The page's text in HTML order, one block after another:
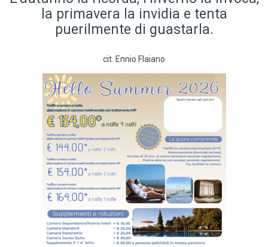
la primavera la invidia e tenta
puerilmente di guastarla.
cit. Ennio Flaiano